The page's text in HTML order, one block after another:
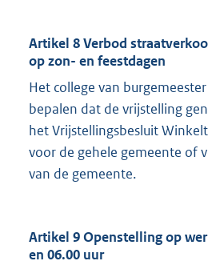
Artikel 8 Verbod
op zon- en feestdagen
Het college van
bepalen dat de vrijstelling
het Vrijstellingsbesluit
voor de gehele gemeente of
van de gemeente.
Artikel 9 Openstelling op
en 06.00 uur